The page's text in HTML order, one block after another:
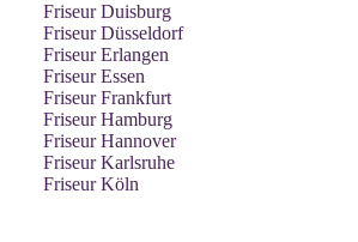
Friseur Duisburg
Friseur Düsseldorf
Friseur Erlangen
Friseur Essen
Friseur Frankfurt
Friseur Hamburg
Friseur Hannover
Friseur Karlsruhe
Friseur Köln